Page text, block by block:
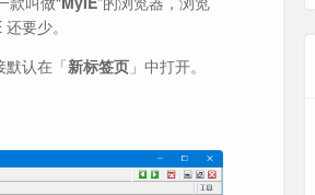
要少。
默认在「新标签页 」中打开。